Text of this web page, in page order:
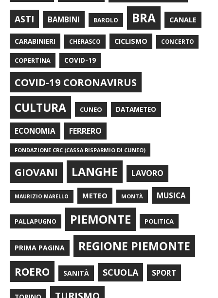
ASTI BAMBINI BAROLO BRA CANALE
CARABINIERI CHERASCO CICLISMO CONCERTO
COPERTINA COVID-19
COVID-19 CORONAVIRUS
CULTURA CUNEO DATAMETEO
ECONOMIA FERRERO
FONDAZIONE CRC (CASSA RISPARMIO DI CUNEO)
GIOVANI LANGHE LAVORO
MAURIZIO MARELLO METEO MONTÀ MUSICA
PALLAPUGNO PIEMONTE POLITICA
PRIMA PAGINA REGIONE PIEMONTE
ROERO SANITÀ SCUOLA SPORT